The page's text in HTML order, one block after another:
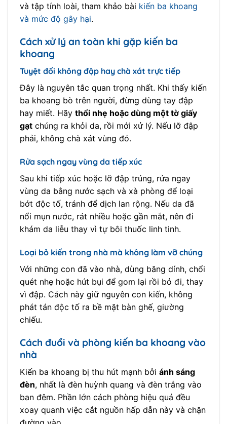
và tập tính loài, tham khảo bài kiến ba khoang
và mức độ gây hại.
Cách xử lý an toàn khi gặp kiến ba
khoang
Tuyệt đối không đập hay chà xát trực tiếp
Đây là nguyên tắc quan trọng nhất. Khi thấy kiến
ba khoang bò trên người, đừng dùng tay đập
hay miết. Hãy thổi nhẹ hoặc dùng một tờ giấy
gạt chúng ra khỏi da, rồi mới xử lý. Nếu lỡ đập
phải, không chà xát vùng đó.
Rửa sạch ngay vùng da tiếp xúc
Sau khi tiếp xúc hoặc lỡ đập trúng, rửa ngay
vùng da bằng nước sạch và xà phòng để loại
bớt độc tố, tránh để dịch lan rộng. Nếu da đã
nổi mụn nước, rát nhiều hoặc gần mắt, nên đi
khám da liễu thay vì tự bôi thuốc linh tinh.
Loại bỏ kiến trong nhà mà không làm vỡ chúng
Với những con đã vào nhà, dùng băng dính, chổi
quét nhẹ hoặc hút bụi để gom lại rồi bỏ đi, thay
vì đập. Cách này giữ nguyên con kiến, không
phát tán độc tố ra bề mặt bàn ghế, giường
chiếu.
Cách đuổi và phòng kiến ba khoang vào
nhà
Kiến ba khoang bị thu hút mạnh bởi ánh sáng
đèn, nhất là đèn huỳnh quang và đèn trắng vào
ban đêm. Phần lớn cách phòng hiệu quả đều
xoay quanh việc cắt nguồn hấp dẫn này và chặn